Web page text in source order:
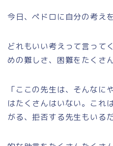
今日、ペドロに自分の考え
どれもいい考えって言って
めの難しさ、困難をたくさ
「ここの先生は、そんなに
はたくさんはいない。これ
がる、拒否する先生もいる